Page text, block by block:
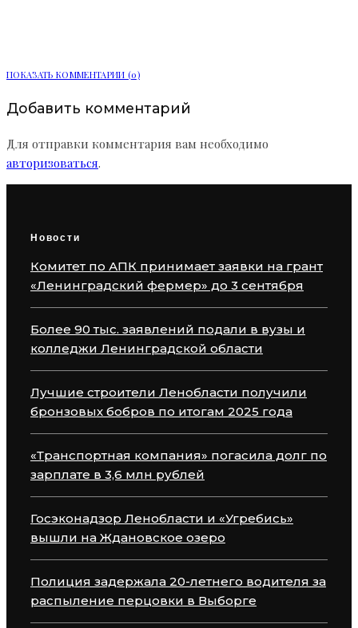
ПОКАЗАТЬ КОММЕНТАРИИ (0)
Добавить комментарий
Для отправки комментария вам необходимо
авторизоваться.
Новости
Комитет по АПК принимает заявки на грант
«Ленинградский фермер» до 3 сентября
Более 90 тыс. заявлений подали в вузы и
колледжи Ленинградской области
Лучшие строители Ленобласти получили
бронзовых бобров по итогам 2025 года
«Транспортная компания» погасила долг по
зарплате в 3,6 млн рублей
Госэконадзор Ленобласти и «Угребись»
вышли на Ждановское озеро
Полиция задержала 20-летнего водителя за
распыление перцовки в Выборге